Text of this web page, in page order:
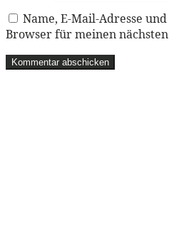
Name, E-Mail-Adresse
Browser für meinen